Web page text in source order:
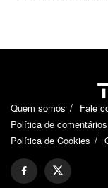
Quem somos Fale
Política de comentários
Política de Cookies